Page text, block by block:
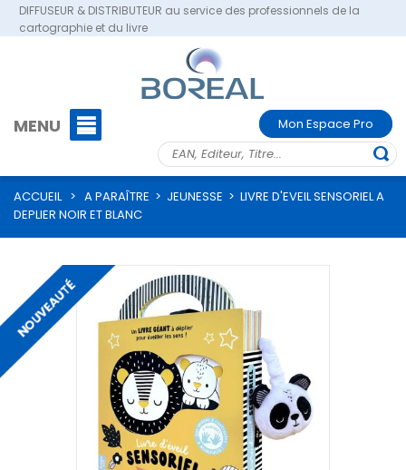
DIFFUSEUR & DISTRIBUTEUR au service des professionnels de la
cartographie et du livre
MENU Mon Espace Pro
ACCUEIL > A PARAÎTRE > JEUNESSE > LIVRE D'EVEIL SENSORIEL A
DEPLIER NOIR ET BLANC